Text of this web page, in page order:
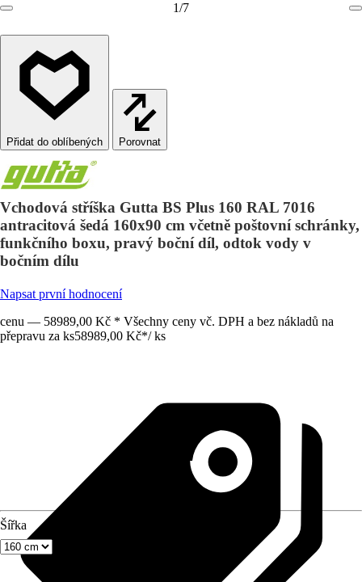
1/7
Porovnat
Vchodová stříška Gutta BS Plus 160 RAL 7016
antracitová šedá 160x90 cm včetně poštovní schránky,
funkčního boxu, pravý boční díl, odtok vody v
bočním dílu
Napsat první hodnocení
cenu — 58989,00 Kč * Všechny ceny vč. DPH a bez nákladů na
přepravu za ks58989,00 Kč*/ ks
Šířka